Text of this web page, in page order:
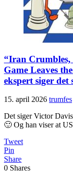
“Iran Crumbles,
Game Leaves
ekspert siger det
15. april 2026 trumfes
Det siger Victor
🙂 Og han viser at
Tweet
Pin
Share
0 Shares